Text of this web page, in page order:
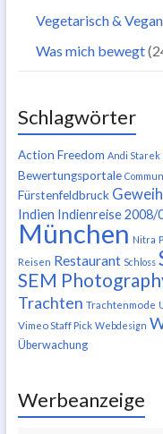
Vegetarisch & Vegan
Was mich bewegt
Schlagwörter
Action Freedom Andi Starek
Bewertungsportale
Fürstenfeldbruck
Indien Indienreise 2008/
München Nitra
Reisen Restaurant Schloss
SEM
Trachten Trachtenmode
Vimeo Staff Pick Webdesign
Überwachung
Werbeanzeige